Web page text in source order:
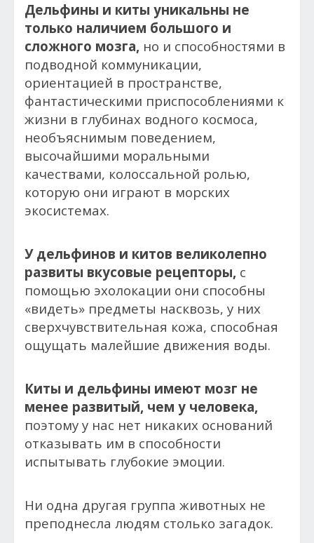
Дельфины и киты уникальны не
только наличием большого и
сложного мозга, но и способностями в
подводной коммуникации,
ориентацией в пространстве,
фантастическими приспособлениями к
жизни в глубинах водного космоса,
необъяснимым поведением,
высочайшими моральными
качествами, колоссальной ролью,
которую они играют в морских
экосистемах.
У дельфинов и китов великолепно
развиты вкусовые рецепторы, с
помощью эхолокации они способны
«видеть» предметы насквозь, у них
сверхчувствительная кожа, способная
ощущать малейшие движения воды.
Киты и дельфины имеют мозг не
менее развитый, чем у человека,
поэтому у нас нет никаких оснований
отказывать им в способности
испытывать глубокие эмоции.
Ни одна другая группа животных не
преподнесла людям столько загадок.